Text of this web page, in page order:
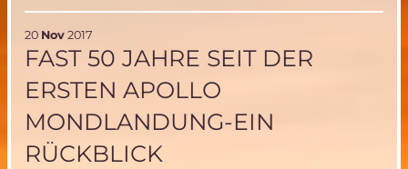
weiterem
Parabelflug
getestet
20 Nov 2017
FAST 50 JAHRE SEIT DER
ERSTEN APOLLO
MONDLANDUNG-EIN
RÜCKBLICK